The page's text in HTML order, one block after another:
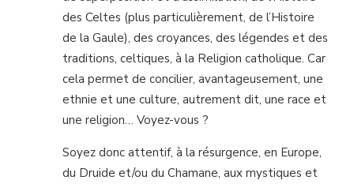
des Celtes (plus particulièrement, de l’Histoire
de la Gaule), des croyances, des légendes et des
traditions, celtiques, à la Religion catholique. Car
cela permet de concilier, avantageusement, une
ethnie et une culture, autrement dit, une race et
une religion… Voyez-vous ?
Soyez donc attentif, à la résurgence, en Europe,
du Druide et/ou du Chamane, aux mystiques et